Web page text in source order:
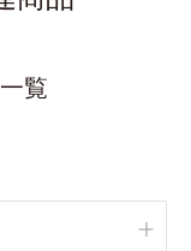
一覧